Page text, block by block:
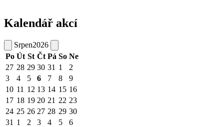
Kalendář akcí
Srpen2026
Po Út St Čt Pá So Ne
27 28 29 30 31 1
2
3
4 5 6 7 8
9
10 11 12 13 14 15 16
17 18 19 20 21 22 23
24 25 26 27 28 29 30
31 1 2 3 4 5 6